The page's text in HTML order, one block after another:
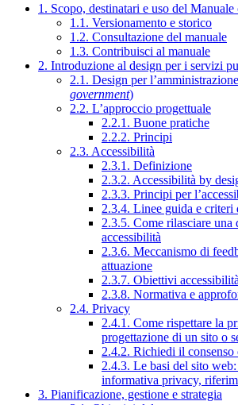
1. Scopo, destinatari e uso del
1.1. Versionamento e storico
1.2. Consultazione del manuale
1.3. Contribuisci al manuale
2. Introduzione al design per i servizi
2.1. Design per
government)
2.2. L’approccio progettuale
2.2.1. Buone pratiche
2.2.2. Principi
2.3. Accessibilità
2.3.1. Definizione
2.3.2. Accessibilità by
2.3.3. Principi per
2.3.4. Linee guida e criteri
2.3.5. Come rilasciare una
accessibilità
2.3.6. Meccanismo di
attuazione
2.3.7. Obiettivi accessibilità
2.3.8. Normativa e
2.4. Privacy
2.4.1. Come rispettare la
progettazione di un sito o
2.4.2. Richiedi il consenso
2.4.3. Le basi del sito
informativa privacy,
3. Pianificazione, gestione e strategia